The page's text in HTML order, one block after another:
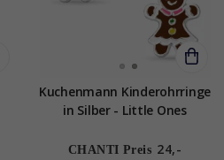
Kuchenmann Kinderohrringe
in Silber - Little Ones
CHANTI Preis 24,-